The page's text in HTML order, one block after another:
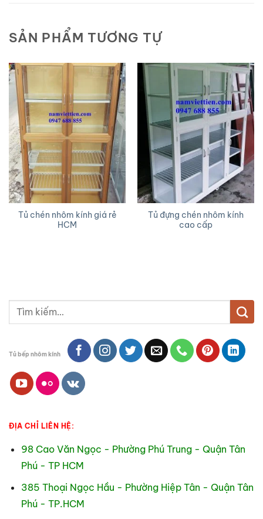
SẢN PHẨM TƯƠNG TỰ
Tủ chén nhôm kính giá rẻ
HCM
Tủ đựng chén nhôm kính
cao cấp
Tìm
kiếm:
Tủ bếp nhôm kính
ĐỊA CHỈ LIÊN HỆ:
98 Cao Văn Ngọc - Phường Phú Trung - Quận Tân
Phú - TP HCM
385 Thoại Ngọc Hầu - Phường Hiệp Tân - Quận Tân
Phú - TP.HCM